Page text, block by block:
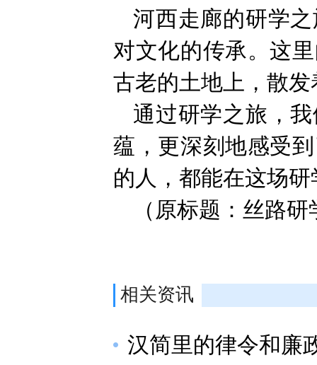
河西走廊的研学
对文化的传承。这
古老的土地上，散
通过研学之旅，
蕴，更深刻地感受
的人，都能在这场
（原标题：丝路
相关资讯
汉简里的律令和廉